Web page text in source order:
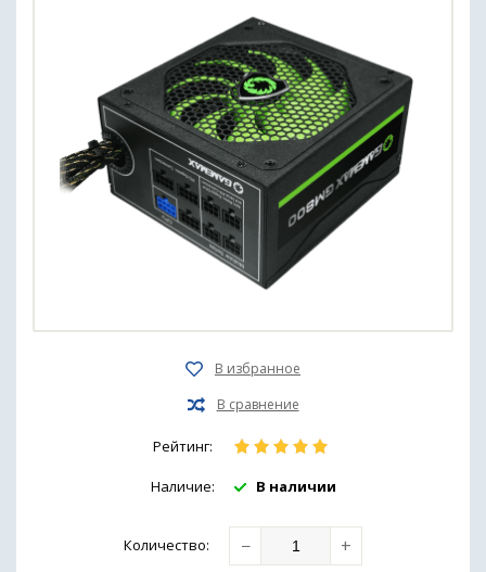
Рейтинг:
Наличие: В наличии
Количество: − +